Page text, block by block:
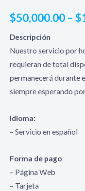
$50,000.00 – $
Descripción
Nuestro servicio por
requieran de total
permanecerá durante
siempre esperando
Idioma:
– Servicio en español
Forma de pago
– Página Web
– Tarjeta